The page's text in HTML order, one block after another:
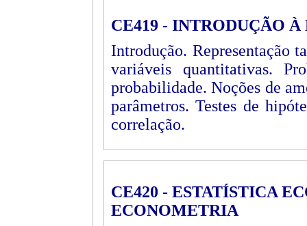
CE419 - INTRODUÇÃO
Introdução. Representação
variáveis quantitativas.
probabilidade. Noções de
parâmetros. Testes de
correlação.
CE420 - ESTATÍSTICA
ECONOMETRIA